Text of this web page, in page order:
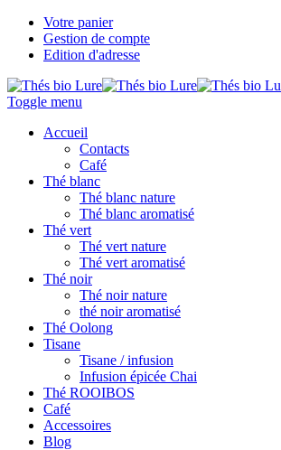
Votre panier
Gestion de compte
Edition d'adresse
Toggle menu
Accueil
Contacts
Café
Thé blanc
Thé blanc nature
Thé blanc aromatisé
Thé vert
Thé vert nature
Thé vert aromatisé
Thé noir
Thé noir nature
thé noir aromatisé
Thé Oolong
Tisane
Tisane / infusion
Infusion épicée Chai
Thé ROOIBOS
Café
Accessoires
Blog